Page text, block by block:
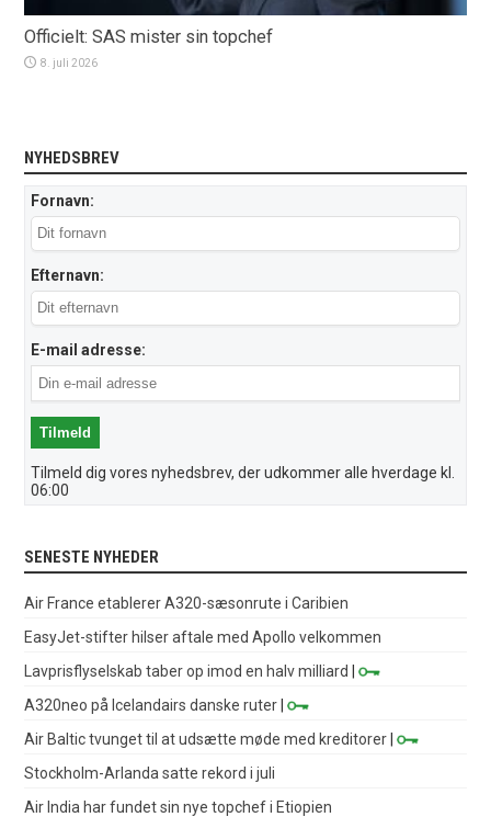
Officielt: SAS mister sin topchef
8. juli 2026
NYHEDSBREV
Fornavn:
Efternavn:
E-mail adresse:
Tilmeld dig vores nyhedsbrev, der udkommer alle hverdage kl.
06:00
SENESTE NYHEDER
Air France etablerer A320-sæsonrute i Caribien
EasyJet-stifter hilser aftale med Apollo velkommen
Lavprisflyselskab taber op imod en halv milliard
|
A320neo på Icelandairs danske ruter |
Air Baltic tvunget til at udsætte møde med kreditorer |
Stockholm-Arlanda satte rekord i juli
Air India har fundet sin nye topchef i Etiopien